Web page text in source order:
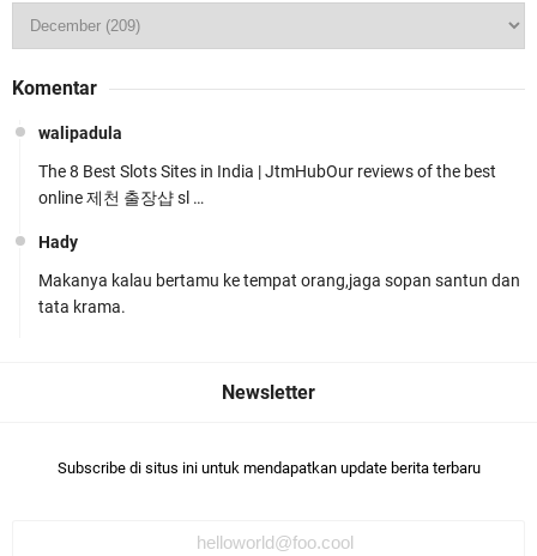
Rosyadi, S.H. Siap Melanjukan
Ditlantas Polda NTB Edukasi Tertib Berlalu di
Polda NTB Apresiasi BKTM Lelede Sampaikan
Komentar
walipadula
The 8 Best Slots Sites in India | JtmHubOur reviews of the best
online 제천 출장샵 sl …
Hady
Makanya kalau bertamu ke tempat orang,jaga sopan santun dan
tata krama.
Subscribe di situs ini untuk mendapatkan update berita terbaru